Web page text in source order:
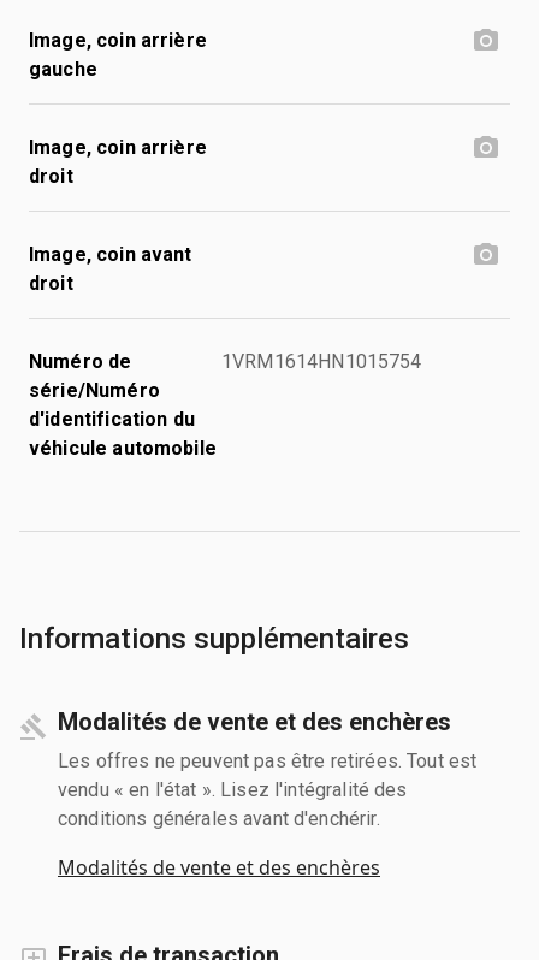
Image, coin arrière
gauche
Image, coin arrière
droit
Image, coin avant
droit
Numéro de
série/Numéro
d'identification du
véhicule automobile
1VRM1614HN1015754
Informations supplémentaires
Modalités de vente et des enchères
Les offres ne peuvent pas être retirées. Tout est
vendu « en l'état ». Lisez l'intégralité des
conditions générales avant d'enchérir.
Modalités de vente et des enchères